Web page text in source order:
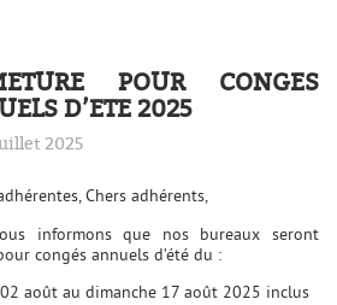
POUR CONGES
D’ETE 2025
2025
Chers adhérents,
informons que nos bureaux seront
congés annuels d’été du :
août au dimanche 17 août 2025 inclus